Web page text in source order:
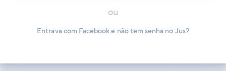
ou
Entrava com Facebook e não tem senha no Jus?